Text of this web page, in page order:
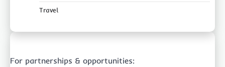
Travel
For partnerships & opportunities: